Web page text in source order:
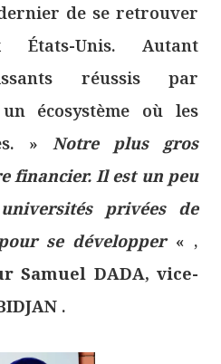
de se retrouver
États-Unis. Autant
réussis par
un écosystème où les
» Notre plus gros
financier. Il est un peu
privées de
se développer« ,
Samuel DADA, vice-
.